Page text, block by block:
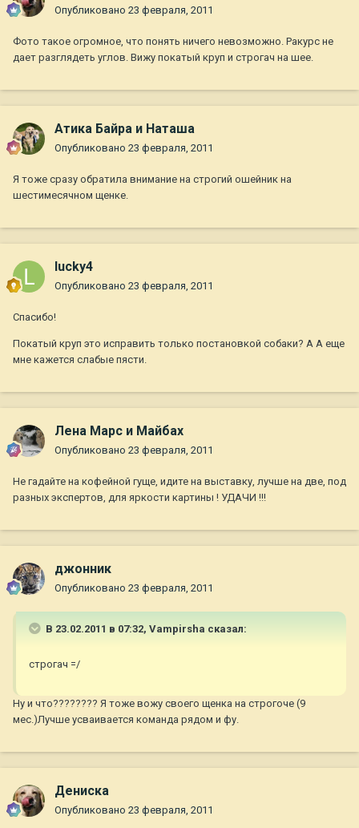
Опубликовано 23 февраля, 2011
Фото такое огромное, что понять ничего невозможно. Ракурс не
дает разглядеть углов. Вижу покатый круп и строгач на шее.
Атика Байра и Наташа
Опубликовано 23 февраля, 2011
Я тоже сразу обратила внимание на строгий ошейник на
шестимесячном щенке.
lucky4
Опубликовано 23 февраля, 2011
Спасибо!
Покатый круп это исправить только постановкой собаки? А А еще
мне кажется слабые пясти.
Лена Марс и Майбах
Опубликовано 23 февраля, 2011
Не гадайте на кофейной гуще, идите на выставку, лучше на две, под
разных экспертов, для яркости картины ! УДАЧИ !!!
джонник
Опубликовано 23 февраля, 2011
В 23.02.2011 в 07:32, Vampirsha сказал:
строгач =/
Ну и что???????? Я тоже вожу своего щенка на строгоче (9
мес.)Лучше усваивается команда рядом и фу.
Дениска
Опубликовано 23 февраля, 2011